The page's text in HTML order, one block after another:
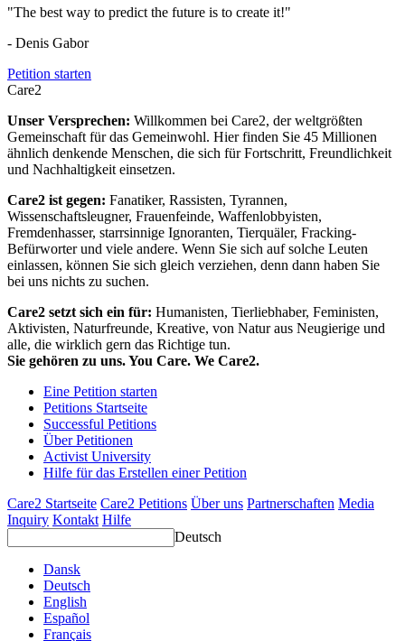
"The best way to predict the future is to create it!"
- Denis Gabor
Petition starten
Care2
Unser Versprechen: Willkommen bei Care2, der weltgrößten
Gemeinschaft für das Gemeinwohl. Hier finden Sie 45 Millionen
ähnlich denkende Menschen, die sich für Fortschritt, Freundlichkeit
und Nachhaltigkeit einsetzen.
Care2 ist gegen: Fanatiker, Rassisten, Tyrannen,
Wissenschaftsleugner, Frauenfeinde, Waffenlobbyisten,
Fremdenhasser, starrsinnige Ignoranten, Tierquäler, Fracking-
Befürworter und viele andere. Wenn Sie sich auf solche Leuten
einlassen, können Sie sich gleich verziehen, denn dann haben Sie
bei uns nichts zu suchen.
Care2 setzt sich ein für: Humanisten, Tierliebhaber, Feministen,
Aktivisten, Naturfreunde, Kreative, von Natur aus Neugierige und
alle, die wirklich gern das Richtige tun.
Sie gehören zu uns. You Care. We Care2.
Eine Petition starten
Petitions Startseite
Successful Petitions
Über Petitionen
Activist University
Hilfe für das Erstellen einer Petition
Care2 Startseite Care2 Petitions Über uns Partnerschaften Media
Inquiry Kontakt Hilfe
Deutsch
Dansk
Deutsch
English
Español
Français